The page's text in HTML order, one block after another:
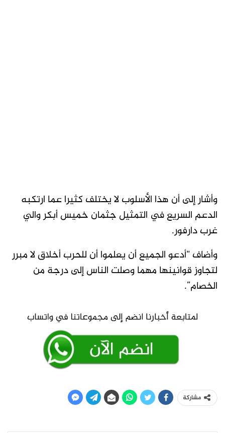
وأشار إلى أن هذا الأسلوب لا يختلف كثيرا عما ارتكبه
الدعم السريع في التمثيل جثمان خميس أبكر والي
غرب دارفور.
وأضاف “أدعو الجميع أن يعلموا أن للحرب أخلاق لا مبرر
لتجاوز قوانينها مهما وصلت الناس إلى درجة من
الخصام”.
مشاركة